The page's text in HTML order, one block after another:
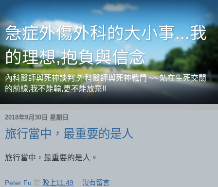
急症外傷外科的大小事...我
的理想,抱負與信念
內科醫師與死神談判,外科醫師與死神戰鬥 ~~ 站在生死交關
的前線,我不能輸,更不能放棄!!
2018年9月30日 星期日
旅行當中，最重要的是人
旅行當中，最重要的是人。
Peter Fu 於 晚上11:49 沒有留言: